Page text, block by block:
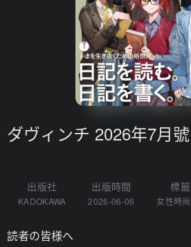
ダヴィンチ 2026年7月號
出版社
KADOKAWA
出版時間
2026-06-06
標籤
女性時尚
読者の皆様へ